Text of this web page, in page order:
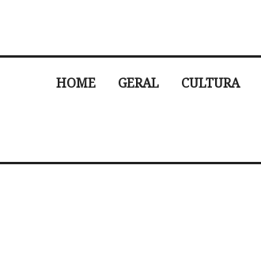
HOME GERAL CULTURA